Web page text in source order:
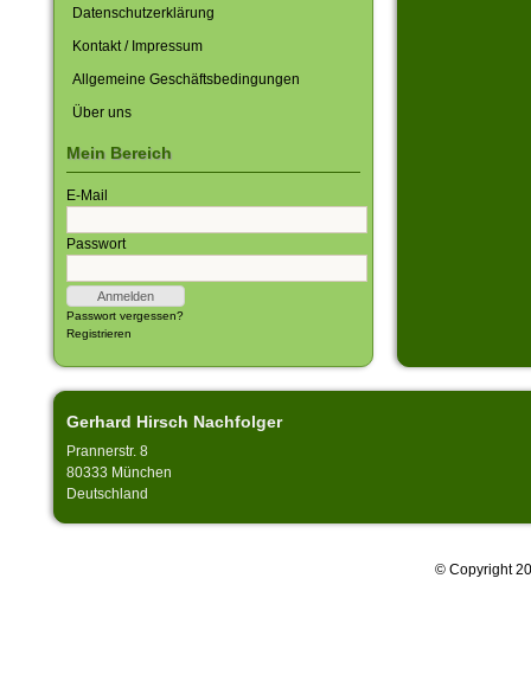
Datenschutzerklärung
Kontakt / Impressum
Allgemeine Geschäftsbedingungen
Über uns
Mein Bereich
E-Mail
Passwort
Passwort vergessen?
Registrieren
Gerhard Hirsch Nachfolger
Prannerstr. 8
80333 München
Deutschland
© Copyright